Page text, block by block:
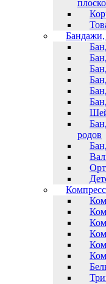
Бандажи,
родов